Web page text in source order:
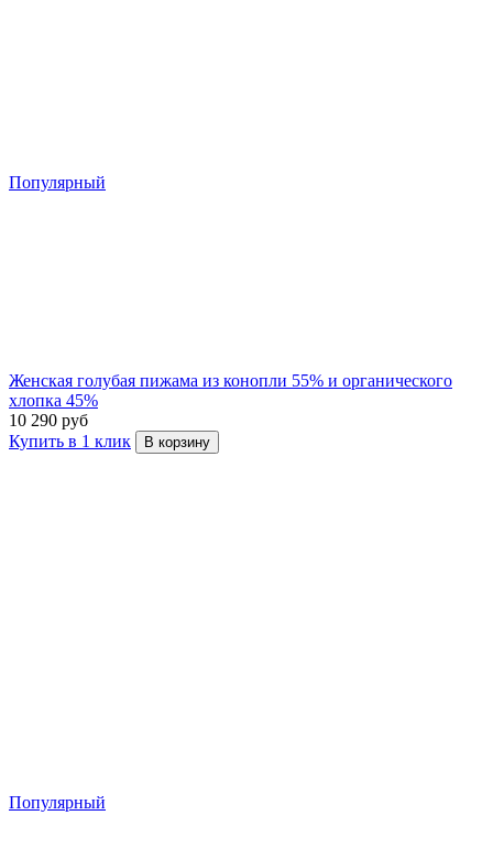
Популярный
Женская голубая пижама из конопли 55% и органического
хлопка 45%
10 290 руб
Купить в 1 клик
В корзину
Популярный